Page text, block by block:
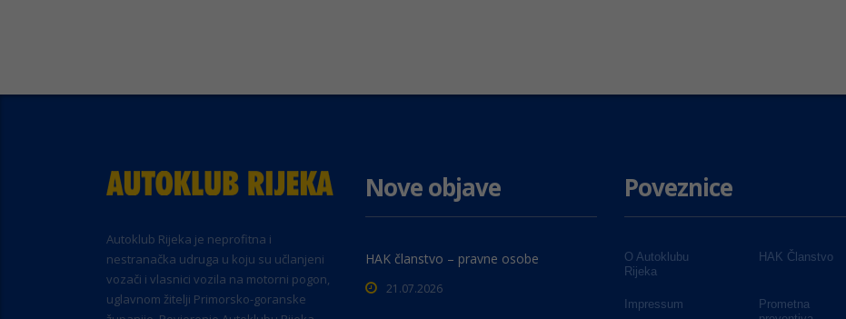
Autoklub Rijeka je neprofitna i
nestranačka udruga u koju su učlanjeni
vozači i vlasnici vozila na motorni pogon,
uglavnom žitelji Primorsko-goranske
Nove objave
HAK članstvo – pravne osobe
21.07.2026
Poveznice
O Autoklubu
Rijeka
HAK Članstvo
Impressum
Prometna